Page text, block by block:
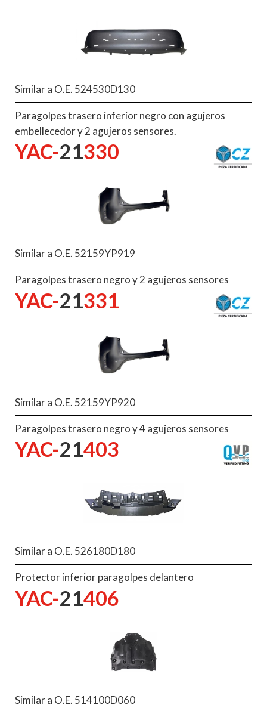
Similar a O.E. 524530D130
Paragolpes trasero inferior negro con agujeros
embellecedor y 2 agujeros sensores.
YAC-21330
Similar a O.E. 52159YP919
Paragolpes trasero negro y 2 agujeros sensores
YAC-21331
Similar a O.E. 52159YP920
Paragolpes trasero negro y 4 agujeros sensores
YAC-21403
Similar a O.E. 526180D180
Protector inferior paragolpes delantero
YAC-21406
Similar a O.E. 514100D060